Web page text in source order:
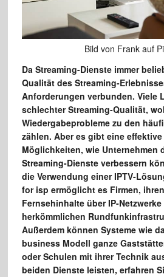
Bild von Frank auf
Da Streaming-Dienste immer
Qualität des Streaming-
Anforderungen verbunden. Viele
schlechter Streaming-Qualität,
Wiedergabeprobleme zu den
zählen. Aber es gibt eine
Möglichkeiten, wie Unternehmen
Streaming-Dienste verbessern
die Verwendung einer IPTV-
for isp ermöglicht es Firmen,
Fernsehinhalte über IP-
herkömmlichen
Außerdem können Systeme wie
business Modell ganze
oder Schulen mit ihrer Technik
beiden Dienste leisten, erfahren